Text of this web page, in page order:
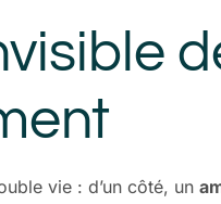
vie : d’un côté, un